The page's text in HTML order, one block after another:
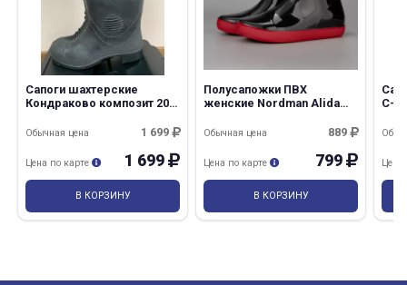
Сапоги шахтерские
Кондраково композит 200
1 699
Обычная цена
1 699
Цена по карте
В КОРЗИНУ
Полусапожки ПВХ
женские Nordman Alida
E01/D04/B02/R05
889
Обычная цена
799
Цена по карте
В КОРЗИНУ
С-
Цена